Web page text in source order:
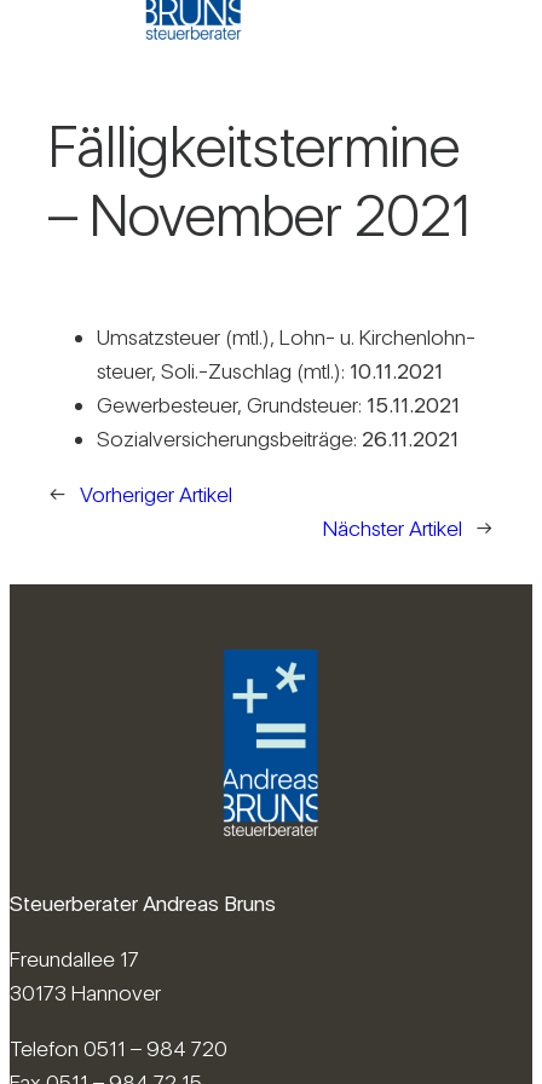
Fäl­lig­keits­ter­mine
– November 2021
Umsatz­steuer (mtl.), Lohn- u. Kir­chen­lohn­
steuer, Soli.-Zuschlag (mtl.): 10.11.2021
Gewer­be­steuer, Grund­steuer: 15.11.2021
Sozi­al­ver­si­che­rungs­bei­träge: 26.11.2021
← Vorheriger Artikel
Nächster Artikel
→
Steuerberater Andreas Bruns
Freundallee 17
30173 Hannover
Telefon 0511 – 984 720